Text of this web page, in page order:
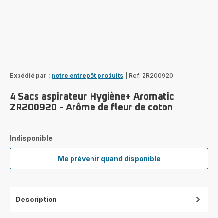
Expédié par : notre entrepôt produits Ref: ZR200920
4 Sacs aspirateur Hygiène+ Aromatic
ZR200920 - Arôme de fleur de coton
Indisponible
Me prévenir quand disponible
4
Sacs
Description